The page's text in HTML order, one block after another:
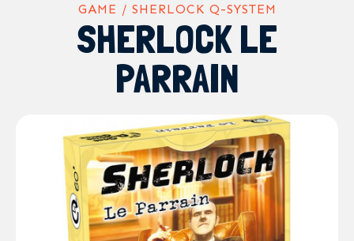
GAME / SHERLOCK Q-SYSTEM
SHERLOCK LE
PARRAIN